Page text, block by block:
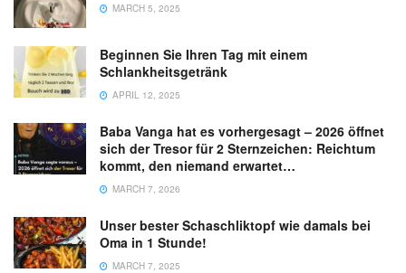
MARCH 5, 2025
Beginnen Sie Ihren Tag mit einem
Schlankheitsgetränk
APRIL 12, 2025
Baba Vanga hat es vorhergesagt – 2026 öffnet
sich der Tresor für 2 Sternzeichen: Reichtum
kommt, den niemand erwartet…
MARCH 7, 2026
Unser bester Schaschliktopf wie damals bei
Oma in 1 Stunde!
MARCH 7, 2025